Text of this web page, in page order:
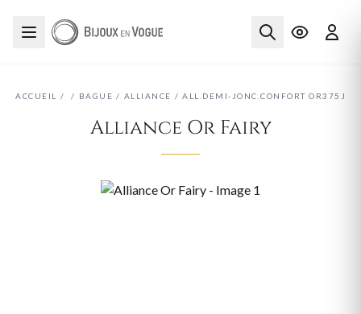
ACCUEIL / / BAGUE / ALLIANCE / ALL.DEMI-JONC.CONFORT OR375J
Alliance Or Fairy